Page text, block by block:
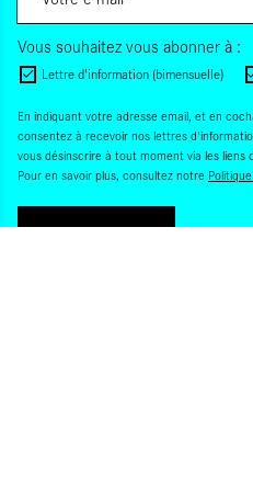
Vous souhaitez vous abonner à :
Lettre d'information (bimensuelle)
En indiquant votre adresse email, et en
consentez à recevoir nos lettres
vous désinscrire à tout moment via les
Pour en savoir plus, consultez notre
S'INSCRIRE